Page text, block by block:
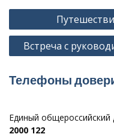
Навигация
по
записям
Встреча с
Телефоны
Единый общероссийский
2000 122